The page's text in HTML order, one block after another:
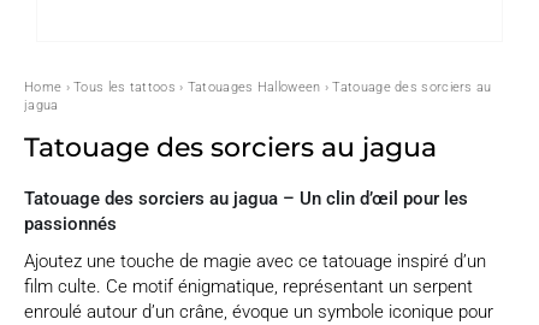
Home ›Tous les tattoos › Tatouages Halloween › Tatouage des sorciers au
jagua
Tatouage des sorciers au jagua
Tatouage des sorciers au jagua – Un clin d’œil pour les
passionnés
Ajoutez une touche de magie avec ce tatouage inspiré d’un
film culte. Ce motif énigmatique, représentant un serpent
enroulé autour d’un crâne, évoque un symbole iconique pour